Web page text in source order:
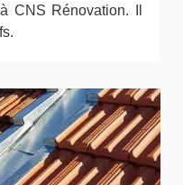
CNS Rénovation. Il